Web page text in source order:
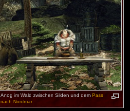
Anog im Wald zwischen Silden und demPass
nach Nordmar